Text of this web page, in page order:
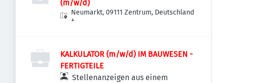
(m/w/d)
Neumarkt, 09111 Zentrum, Deutschland
+
KALKULATOR (m/w/d) IM BAUWESEN -
FERTIGTEILE
Stellenanzeigen aus einem